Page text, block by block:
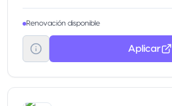
Renovación disponible
Aplicar